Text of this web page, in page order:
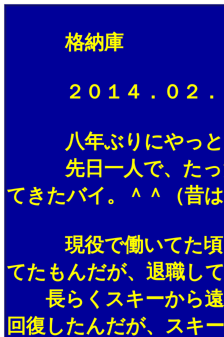
格納庫
２０１４．０２．
八年ぶりにやっとス
先日一人で、たった
てきたバイ。＾＾（昔
現役で働いてた頃に
てたもんだが、退職し
長らくスキーから遠
回復したんだが、スキ